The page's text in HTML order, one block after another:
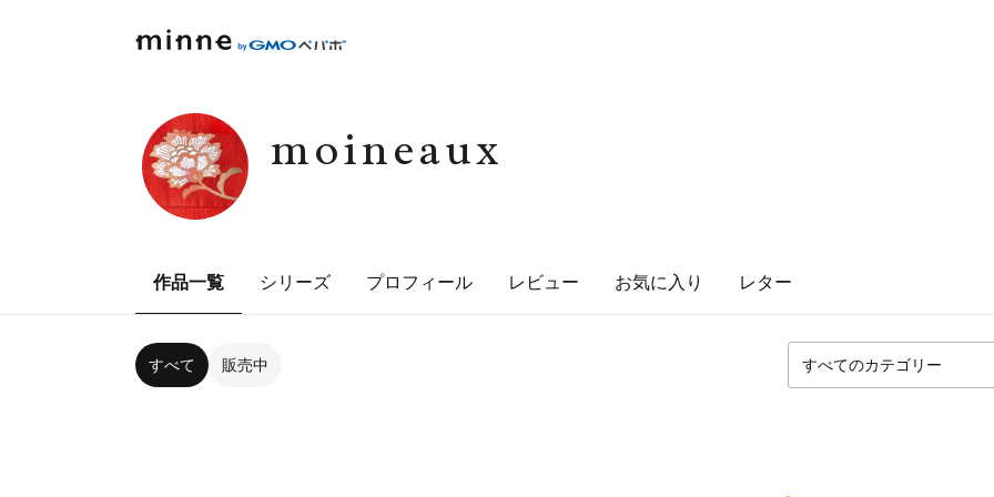
moineaux
作品一覧 シリーズ プロフィール レビュー お気に入り レター
すべて 販売中